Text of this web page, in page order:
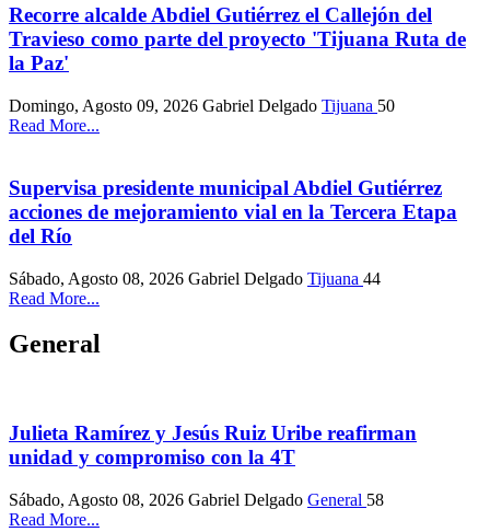
Recorre alcalde Abdiel Gutiérrez el Callejón del
Travieso como parte del proyecto 'Tijuana Ruta de
la Paz'
Domingo, Agosto 09, 2026 Gabriel Delgado Tijuana 50
Read More...
Supervisa presidente municipal Abdiel Gutiérrez
acciones de mejoramiento vial en la Tercera Etapa
del Río
Sábado, Agosto 08, 2026 Gabriel Delgado Tijuana 44
Read More...
General
Julieta Ramírez y Jesús Ruiz Uribe reafirman
unidad y compromiso con la 4T
Sábado, Agosto 08, 2026 Gabriel Delgado General 58
Read More...